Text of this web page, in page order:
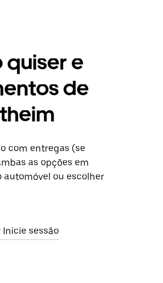
quiser e
de
com entregas (se
as opções em
automóvel ou escolher
sessão